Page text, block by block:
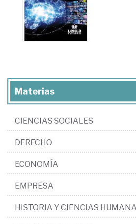
Materias
CIENCIAS SOCIALES
DERECHO
ECONOMÍA
EMPRESA
HISTORIA Y CIENCIAS